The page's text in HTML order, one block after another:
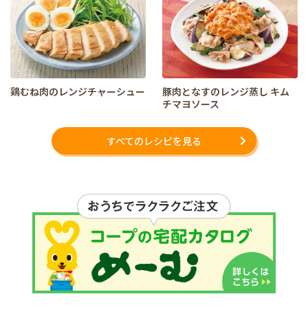
鶏むね肉のレンジチャーシュー
豚肉となすのレンジ蒸し キム
チマヨソース
すべてのレシピを見る